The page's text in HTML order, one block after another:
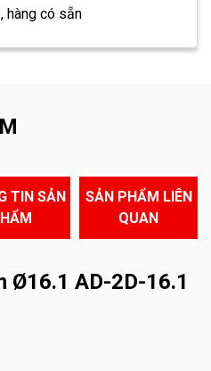
hàng có sẵn
TIN SẢN
SẢN PHẨM LIÊN
QUAN
Ø16.1 AD-2D-16.1